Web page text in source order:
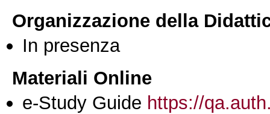
Organizzazione della
In presenza
Materiali Online
e-Study Guide https://